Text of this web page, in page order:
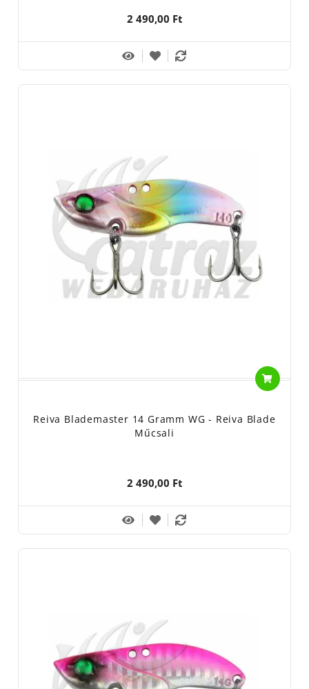
2 490,00 Ft
Reiva Blademaster 14 Gramm WG - Reiva Blade
Műcsali
2 490,00 Ft